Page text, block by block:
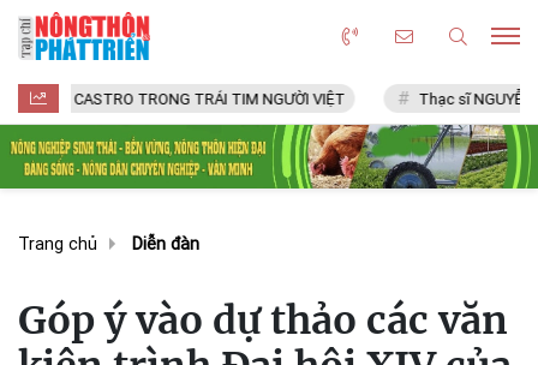
TRONG TRÁI TIM NGƯỜI VIỆT Thạc sĩ NGUYỄN VĂN CHÍ
Trang chủ Diễn đàn
Góp ý vào dự thảo các văn